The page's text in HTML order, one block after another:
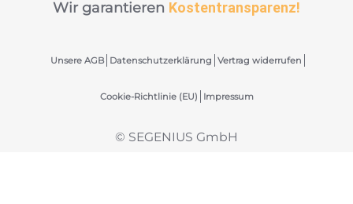
Wir garantieren Kostentransparenz!
Unsere AGB Datenschutzerklärung Vertrag widerrufen
Cookie-Richtlinie (EU) Impressum
© SEGENIUS GmbH